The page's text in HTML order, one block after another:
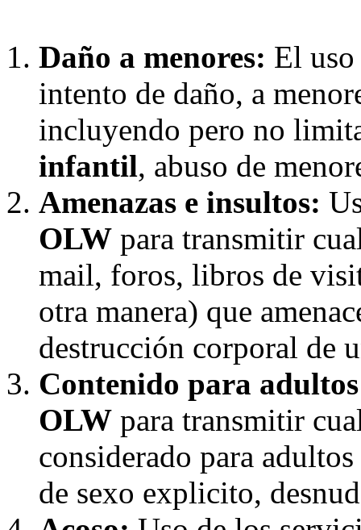
Daño a menores: El
intento de daño, a
incluyendo pero no
infantil, abuso de
Amenazas e insultos:
OLW para transmitir
mail, foros, libros de
otra manera) que
destrucción corporal de
Contenido para
OLW para transmitir
considerado para
de sexo explicito,